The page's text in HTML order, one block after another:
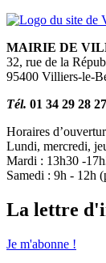
MAIRIE DE
32, rue de la
95400 Villiers-le-
Tél. 01 34 29 28 27
Horaires
Lundi, mercredi,
Mardi : 13h30 -
Samedi : 9h - 12h
La lettre
Je m'abonne !